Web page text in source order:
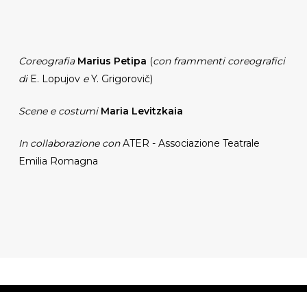
Coreografia Marius Petipa (con frammenti coreografici
diE. Lopujov eY. Grigorovič)
Scene e costumiMaria Levitzkaia
In collaborazione conATER - Associazione Teatrale
Emilia Romagna